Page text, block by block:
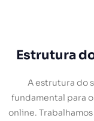
Estrutura
A estrutura do
fundamental para
online.